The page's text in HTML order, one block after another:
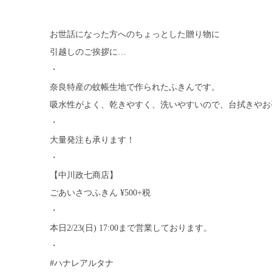
お世話になった方へのちょっとした贈り物に
引越しのご挨拶に…
・
奈良特産の蚊帳生地で作られたふきんです。
吸水性がよく、乾きやすく、洗いやすいので、台拭きや
・
大量発注も承ります！
・
【中川政七商店】
ごあいさつふきん ¥500+税
・
本日2/23(日) 17:00まで営業しております。
・
#ハナレアルタナ